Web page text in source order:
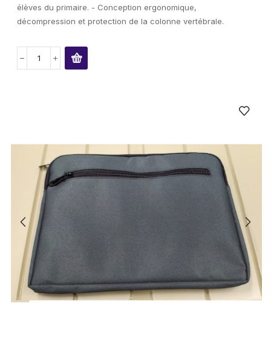
élèves du primaire. - Conception ergonomique,
décompression et protection de la colonne vertébrale.